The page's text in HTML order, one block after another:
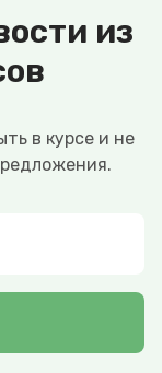
из
в курсе и не